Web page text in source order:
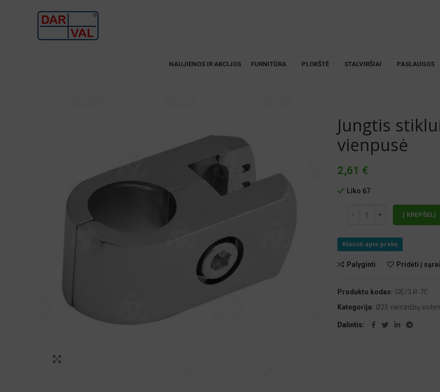
NAUJIENOS IR AKCIJOS FURNITŪRA PLOKŠTĖ STALVIRŠIAI PASLAUGOS
Jungtis
vienpusė
2,61 €
Liko 67
Į KREPŠELĮ
Klausti apie prekę
Palyginti Pridėti į
Produkto kodas: GIE/3.R-7C
Kategorija: Ø25 vamzdžių
Dalintis